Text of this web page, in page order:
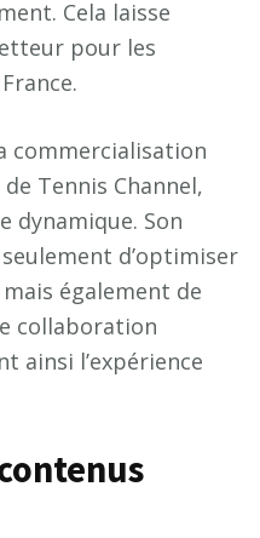
Cela laisse
pour les
commercialisation
Tennis Channel,
dynamique. Son
d’optimiser
également de
collaboration
ainsi l’expérience